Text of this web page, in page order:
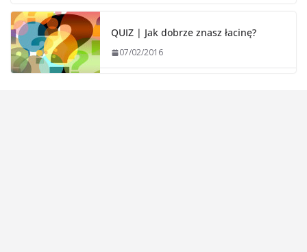
QUIZ | Jak dobrze znasz łacinę?
07/02/2016